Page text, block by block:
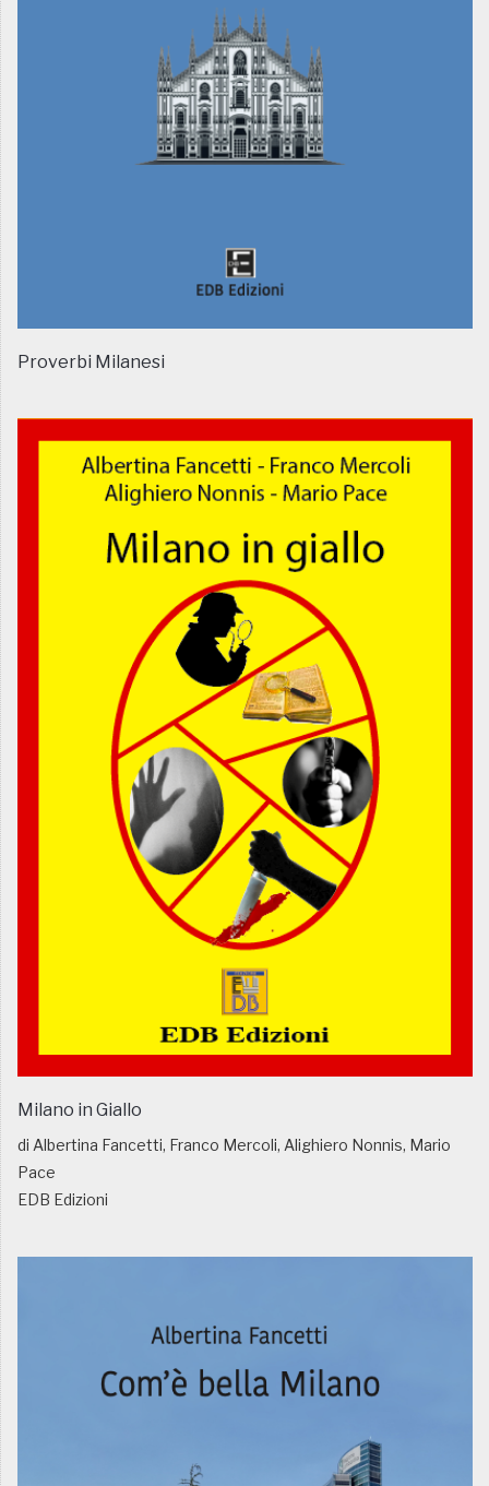
Proverbi Milanesi
Milano in Giallo
di Albertina Fancetti, Franco Mercoli, Alighiero Nonnis, Mario
Pace
EDB Edizioni